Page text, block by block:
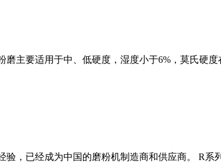
主要适用于中、低硬度，湿度小于6%，莫氏硬
，已经成为中国的磨粉机制造商和供应商。 R